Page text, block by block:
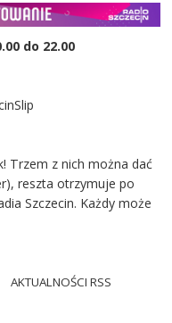
do 22.00
Trzem z nich można dać
reszta otrzymuje po
Szczecin. Każdy może
AKTUALNOŚCI RSS